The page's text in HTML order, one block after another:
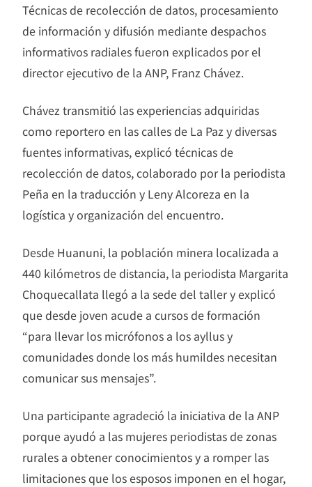
Técnicas de recolección de datos, procesamiento
de información y difusión mediante despachos
informativos radiales fueron explicados por el
director ejecutivo de la ANP, Franz Chávez.
Chávez transmitió las experiencias adquiridas
como reportero en las calles de La Paz y diversas
fuentes informativas, explicó técnicas de
recolección de datos, colaborado por la periodista
Peña en la traducción y Leny Alcoreza en la
logística y organización del encuentro.
Desde Huanuni, la población minera localizada a
440 kilómetros de distancia, la periodista Margarita
Choquecallata llegó a la sede del taller y explicó
que desde joven acude a cursos de formación
“para llevar los micrófonos a los ayllus y
comunidades donde los más humildes necesitan
comunicar sus mensajes”.
Una participante agradeció la iniciativa de la ANP
porque ayudó a las mujeres periodistas de zonas
rurales a obtener conocimientos y a romper las
limitaciones que los esposos imponen en el hogar,